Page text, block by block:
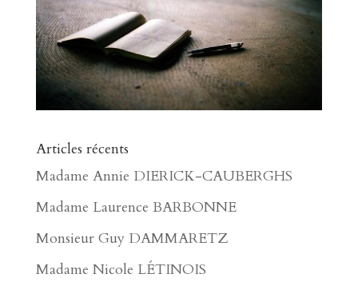
Articles récents
Madame Annie DIERICK-CAUBERGHS
Madame Laurence BARBONNE
Monsieur Guy DAMMARETZ
Madame Nicole LÉTINOIS